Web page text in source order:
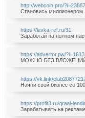
http://webcoin.pro/
Становись миллионером
https://lavka-ref.ru/31
Заработай на полном
https://advertor.pw/?i=1613
МОЖНО БЕЗ ВЛОЖЕНИЙ
https://vk.link/
Начни свой бизнес со
https://profit3.ru/graal-
Зарабатывать на